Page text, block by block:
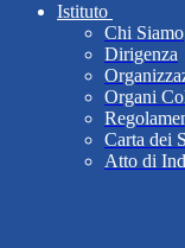
Istituto
Chi Siamo
Dirigenza
Organi
Carta dei
Atto di